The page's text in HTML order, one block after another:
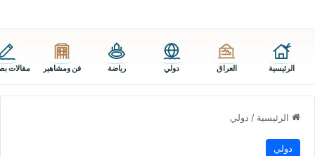
الرئيسية العراق دولي رياضة فن ومشاهير مقالات
الرئيسية / دولي
دولي